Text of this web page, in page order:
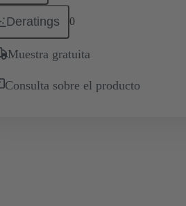
Deratings 0
Muestra gratuita
Consulta sobre el producto